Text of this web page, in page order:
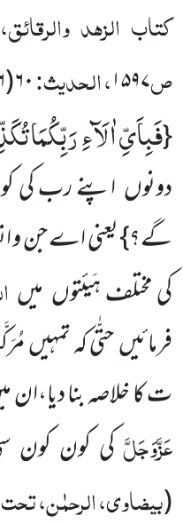
کتاب الزہد
ص۱۵۹۷، الحدیث:۶۰(۲۹۹۶)
{فَبِاَیِّ اٰلَآءِ رَبِّكُمَا
دونوں اپنے رب کی
گے؟} یعنی اے جن و
کی مختلف ہَیئتوں میں
فرمائیں حتّٰی کہ تمہیں
ت کا خلاصہ بنا
عَزَّوَجَلَّکی کون کون
(بیضاوی، الرحمٰن، تحت